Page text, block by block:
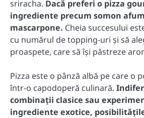
sriracha. Dacă preferi o pizza
ingrediente precum somon
mascarpone. Cheia succesului
cu numărul de topping-uri și să
proaspete, care să își păstreze
Pizza este o pânză albă pe care o
într-o capodoperă culinară.
combinații clasice sau
ingrediente exotice,